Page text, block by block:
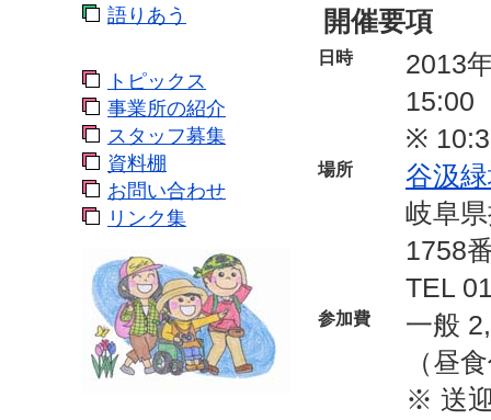
語りあう
トピックス
事業所の紹介
スタッフ募集
資料棚
お問い合わせ
リンク集
開催要項
日時
2013
15:00
※
場所
谷汲
岐阜
1758
TEL
参加費
一般
（昼
※ 送